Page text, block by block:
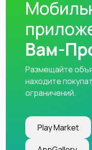
Вам-
Размещайте
находите
ограничений.
Play Market